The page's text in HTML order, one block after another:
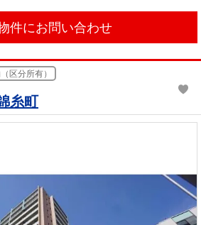
件にお問い合わせ
区分所有）
糸町